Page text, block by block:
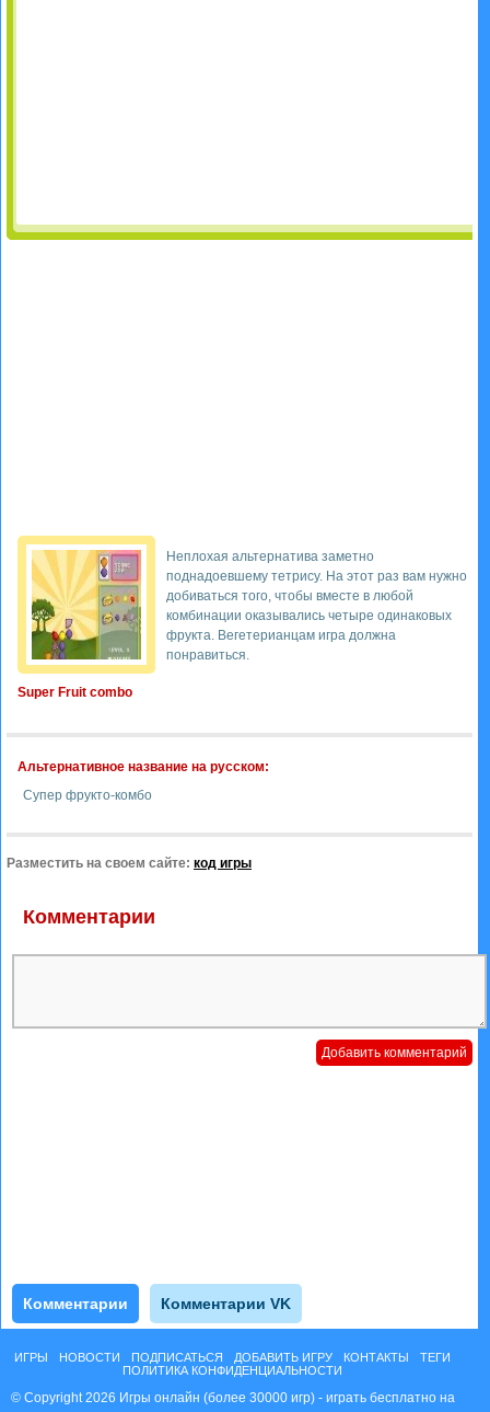
Super Fruit combo
Неплохая альтернатива заметно
поднадоевшему тетрису. На этот раз вам нужно
добиваться того, чтобы вместе в любой
комбинации оказывались четыре одинаковых
фрукта. Вегетерианцам игра должна
понравиться.
Альтернативное название на русском:
Супер фрукто-комбо
Разместить на своем сайте: код игры
Комментарии
Комментарии Комментарии VK
ИГРЫ НОВОСТИ ПОДПИСАТЬСЯ ДОБАВИТЬ ИГРУ КОНТАКТЫ
ТЕГИ
ПОЛИТИКА КОНФИДЕНЦИАЛЬНОСТИ
© Copyright 2026 Игры онлайн (более 30000 игр) - играть бесплатно на